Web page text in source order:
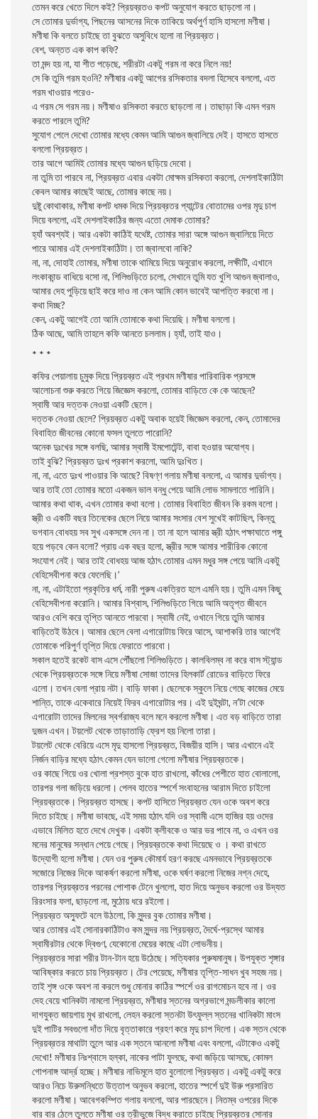
তেমন করে খেতে দিলে কই? প্রিয়ব্রতও কপট অনুযোগ করতে ছাড়লো না।
সে তোমার দুর্ভাগ্য, পিছনের আসনের দিকে তাকিয়ে অর্থপুর্ণ হাসি হাসলো মণীষা।
মণীষা কি বলতে চাইছে তা বুঝতে অসুবিধে হলো না প্রিয়ব্রত।
বেশ, অন্তত এক কাপ কফি?
তা মন্দ হয় না, যা শীত পড়েছে, শরীরটা একটু গরম না করে নিলে নয়!
সে কি তুমি গরম হওনি? মণীষার একটু আগের রসিকতার বদলা হিসেবে বললো, এত
গরম খাওয়ার পরেও-
এ গরম সে গরম নয়। মণীষাও রসিকতা করতে ছাড়লো না। তাছাড়া কি এমন গরম
করতে পারলে তুমি?
সুযোগ পেলে দেখো তোমার মধ্যে কেমন আমি আগুন জ্বালিয়ে দেই। হাসতে হাসতে
বললো প্রিয়ব্রত।
তার আগে আমিই তোমার মধ্যে আগুন ছড়িয়ে দেবো।
না তুমি তা পারবে না, প্রিয়ব্রত এবার একটা মোক্ষম রসিকতা করলো, দেশলাইকাঠিটা
কেবল আমার কাছেই আছে, তোমার কাছে নয়।
দুষ্টু কোথাকার, মণীষা কপট ধমক দিয়ে প্রিয়ব্রতর প্যান্টের বোতামের ওপর মৃদু চাপ
দিয়ে বললো, এই দেশলাইকাঠির জন্য এতো দেমাক তোমার?
হ্যাঁ অবশ্যই। আর একটা কাঠিই যথেষ্ট, তোমার সারা অঙ্গে আগুন জ্বালিয়ে দিতে
পারে আমার এই দেশলাইকাঠিটা। তা জ্বালবো নাকি?
না, না, দোহাই তোমার, মণীষা তাকে থামিয়ে দিয়ে অনুরোধ করলো, লক্ষীটি, এখানে
লংকাকান্ড বাধিয়ে বসো না, শিলিগুড়িতে চলো, সেখানে তুমি যত খুশি আগুন জ্বালাও,
আমার দেহ পুড়িয়ে ছাই করে দাও না কেন আমি কোন ভাবেই আপত্তি করবো না।
কথা দিচ্ছ?
কেন, একটু আগেই তো আমি তোমাকে কথা দিয়েছি। মণীষা বললো।
ঠিক আছে, আমি তাহলে কফি আনতে চললাম। হ্যাঁ, তাই যাও।
* * *
কফির পেয়ালায় চুমুক দিয়ে প্রিয়ব্রত এই প্রথম মণীষার পারিবারিক প্রসঙ্গে
আলোচনা শুরু করতে গিয়ে জিজ্ঞেস করলো, তোমার বাড়িতে কে কে আছেন?
স্বামী আর দত্তক নেওয়া একটি ছেলে।
দত্তক নেওয়া ছেলে? প্রিয়ব্রত একটু অবাক হয়েই জিজ্ঞেস করলো, কেন, তোমাদের
বিবাহিত জীবনের কোনো ফসল তুলতে পারোনি?
অনেক দুঃখের সঙ্গে বলছি, আমার স্বামী ইমপোটেন্ট, বাবা হওয়ার অযোগ্য।
তাই বুঝি? প্রিয়ব্রত দুঃখ প্রকাশ করলো, আমি দুঃখিত।
না, না, এতে দুঃখ পাওয়ার কি আছে? বিষণ্ণ গলায় মণীষা বললো, এ আমার দুর্ভাগ্য।
আর তাই তো তোমার মতো একজন ভাল বন্ধু পেয়ে আমি লোভ সামলাতে পারিনি।
আমার কথা থাক, এখন তোমার কথা বলো। তোমার বিবাহিত জীবন কি রকম বলো।
স্ত্রী ও একটি বছর তিনেকের ছেলে নিয়ে আমার সংসার বেশ সুখেই কাটছিল, কিন্তু
ভগবান বোধহয় সব সুখ একসঙ্গে দেন না। তা না হলে আমার স্ত্রী হঠাৎ পক্ষাঘাতে পঙ্গু
হয়ে পড়বে কেন বলো? প্রায় এক বছর হলো, স্ত্রীর সঙ্গে আমার শারীরিক কোনো
সংযোগ নেই। আর তাই বোধহয় আজ হঠাৎ তোমার এমন মধুর সঙ্গ পেয়ে আমি একটু
বেহিসেবীপনা করে ফেলেছি।’
না, না, এটাইতো প্রকৃতির ধর্ম, নারী পুরুষ একত্রিত হলে এমনি হয়। তুমি এমন কিছু
বেহিসেবীপনা করোনি। আমার বিশ্বাস, শিলিগুড়িতে গিয়ে আমি অতৃপ্ত জীবনে
আরও বেশি করে তৃপ্তি আনতে পারবো। স্বামী নেই, ওখানে গিয়ে তুমি আমার
বাড়িতেই উঠবে। আমার ছেলে বেলা এগারোটায় ফিরে আসে, আশাকরি তার আগেই
তোমাকে পরিপুর্ণ তৃপ্তি দিয়ে ফেরাতে পারবো।
সকাল হতেই রকেট বাস এসে পৌঁছলো শিলিগুড়িতে। কালবিলম্ব না করে বাস স্ট্যান্ড
থেকে প্রিয়ব্রতকে সঙ্গে নিয়ে মণীষা সোজা তাদের হিলকার্ট রোডের বাড়িতে ফিরে
এলো। তখন বেলা প্রায় নটা। বাড়ি ফাকা। ছেলেকে স্কুলে নিয়ে গেছে কাজের মেয়ে
শান্তি, তাকে একেবারে নিয়েই ফিরব এগারোটার পর। এই দুইঘন্টা, ন’টা থেকে
এগারোটা তাদের মিলনের স্বর্গরাজ্য বলে মনে করলো মণীষা। এত বড় বাড়িতে তারা
দুজন এখন। টয়লেট থেকে তাড়াতাড়ি ফ্রেশ হয় নিলো তারা।
টয়লেট থেকে বেরিয়ে এসে মৃদু হাসলো প্রিয়ব্রত, বিজয়ীর হাসি। আর এখানে এই
নির্জন বাড়ির মধ্যে হঠাৎ কেমন যেন ভালো গেলো মণীষার প্রিয়ব্রতকে।
ওর কাছে গিয়ে ওর খোলা প্রশস্ত বুকে হাত রাখলো, কাঁধের পেশীতে হাত বোলালো,
তারপর গলা জড়িয়ে ধরলো। পেলব হাতের স্পর্শে সংবাহনের আরাম দিতে চাইলো
প্রিয়ব্রতকে। প্রিয়ব্রত হাসছে। কপট হাসিতে প্রিয়ব্রত যেন ওকে অবশ করে
দিতে চাইছে। মণীষা ভাবছে, এই সময় হঠাৎ যদি ওর স্বামী এসে হাজির হয় ওদের
এভাবে মিলিত হতে দেখে দেখুক। একটা ক্লীবকে ও আর ভর পাবে না, ও এখন ওর
মনের মানুষের সন্ধান পেয়ে গেছে। প্রিয়ব্রতকে কথা দিয়েছে ও । কথা রাখতে
উদ্যোগী হলো মণীষা। যেন ওর পুরুষ কৌমার্য হরণ করছে এমনভাবে প্রিয়ব্রতকে
সজোরে নিজের দিকে আকর্ষণ করলো মণীষা, ওকে ঘর্ষণ করলো নিজের নগ্ন দেহে,
তারপর প্রিয়ব্রতর পরনের পোশাক টেনে খুললো, হাত দিয়ে অনুভব করলো ওর উদ্যত
রিরংসার ফলা, ছাড়লো না, মুঠোয় ধরে রইলো।
প্রিয়ব্রত অস্ফুটে বলে উঠলো, কি সুন্দর বুক তোমার মণীষা।
আর তোমার এই সোনারকাঠিটাও কম সুন্দর নয় প্রিয়ব্রত, দৈর্ঘে-প্রস্থে আমার
স্বামীরটার থেকে দ্বিগুণ, যেকোনো মেয়ের কাছে এটা লোভনীয়।
প্রিয়ব্রতর সারা শরীর টান-টান হয়ে উঠেছে। সত্যিকার পুরুষমানুষ। উপযুক্ত শৃঙ্গার
আবিষ্কার করতে চায় প্রিয়ব্রত। টের পেয়েছে, মণীষার তৃপ্তি-সাধন খুব সহজ নয়।
তাই শৃঙ্গ ওকে অবশ না করলে শুধু মোনার কাঠির স্পর্শে ওর রাগমোচন হবে না। ওর
দেহ বেয়ে খানিকটা নামলো প্রিয়ব্রত, মণীষার স্তনের অগ্রভাগে মন্ডলীকার কালো
দাগযুক্ত জায়গায় মুখ রাখলো, লেহন করলো স্তনটা উৎফুল্ল স্তনের খানিকটা মাংস
দুই পাটির সবগুলো দাঁত দিয়ে বৃত্তাকারে গ্রহণ করে মৃদু চাপ দিলো। এক স্তন থেকে
প্রিয়ব্রতর মাথাটা তুলে আর এক স্তনে আনলো মণীষা এবং বললো, এটাকেও একটু
দেখো! মণীষার নিঃশ্বাসে হল্কা, নাকের পাটা ফুলছে, কথা জড়িয়ে আসছে, কোমল
গোপনাঙ্গ আর্দ্র হচ্ছে। মণীষার নাভিমূলে হাত বুলোলো প্রিয়ব্রত। একটু একটু করে
আরও নিচে উরুসন্ধিতে উত্তাপ অনুভব করলো, হাতের স্পর্শে দুই উরু প্রসারিত
করলো মণীষা। আবেগকম্পিত গলায় বললো, আর পারছেনে। নিতম্ব ওপরের দিকে
বার বার ঠেলে তুলতে মণীষা ওর ত্রীভুজে বিদ্ধ করাতে চাইছে প্রিয়ব্রতর সোনার